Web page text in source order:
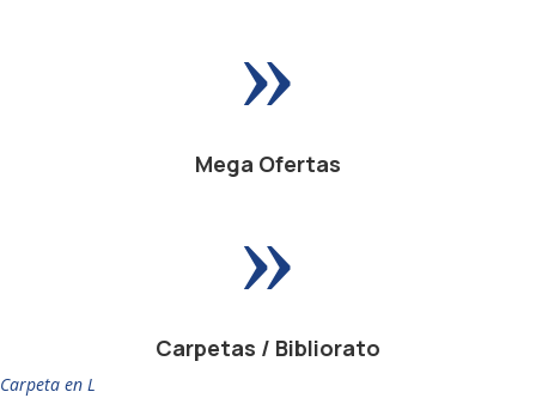
»
Mega Ofertas
»
Carpetas / Bibliorato
Carpeta en L